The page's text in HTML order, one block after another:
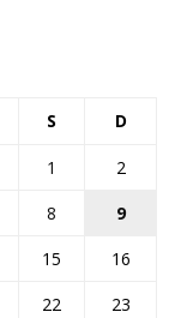
S D
1
2
8
9
15
16
22
23